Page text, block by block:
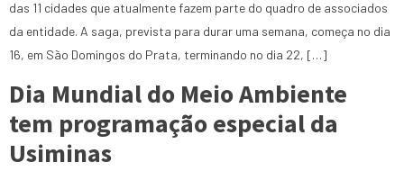
das 11 cidades que atualmente fazem parte do quadro de associados
da entidade. A saga, prevista para durar uma semana, começa no dia
16, em São Domingos do Prata, terminando no dia 22, […]
Dia Mundial do Meio Ambiente
tem programação especial da
Usiminas